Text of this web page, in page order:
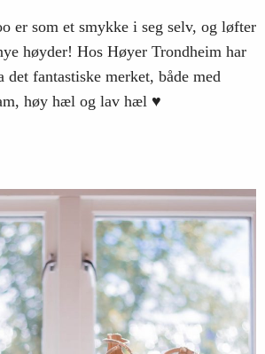
er som et smykke i seg selv, og løfter
høyder! Hos Høyer Trondheim har
fantastiske merket, både med
høy hæl og lav hæl ♥